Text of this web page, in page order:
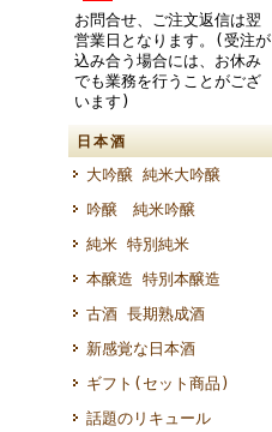
お問合せ、ご注文返信は翌
営業日となります。(受注が
込み合う場合には、お休み
でも業務を行うことがござ
います)
日本酒
大吟醸 純米大吟醸
吟醸 純米吟醸
純米 特別純米
本醸造 特別本醸造
古酒 長期熟成酒
新感覚な日本酒
ギフト(セット商品)
話題のリキュール